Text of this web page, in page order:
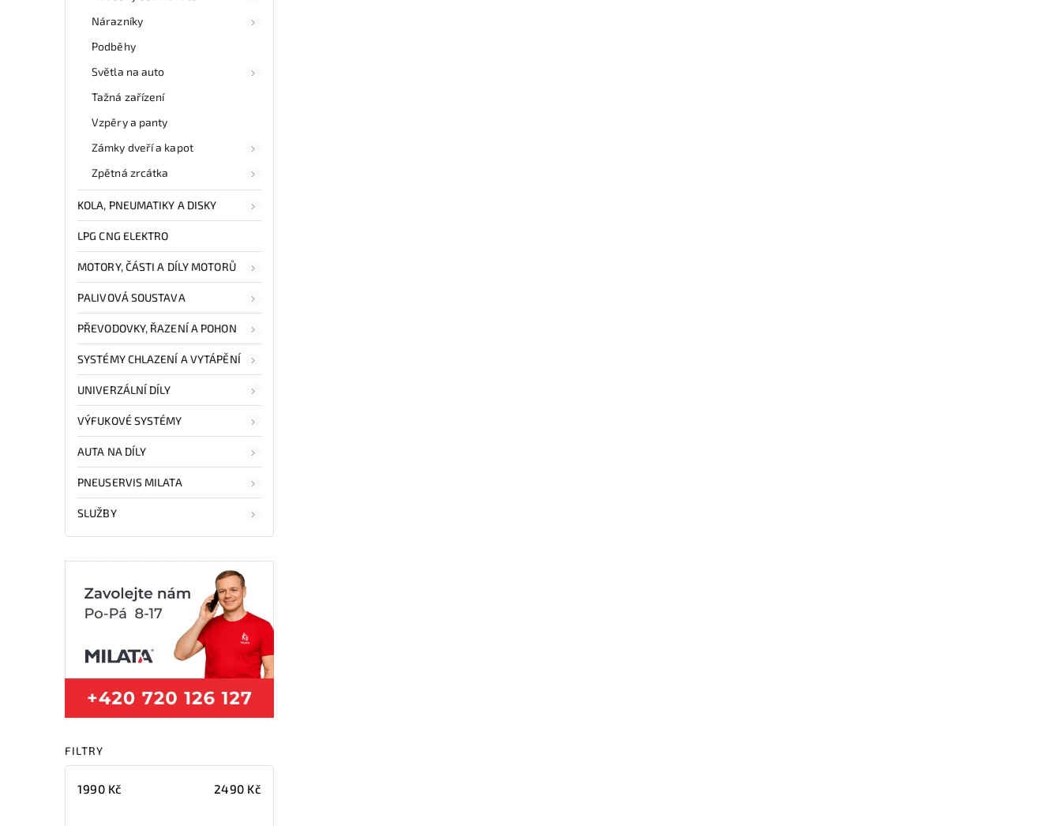
Nárazníky
Podběhy
Světla na auto
Tažná zařízení
Vzpěry a panty
Zámky dveří a kapot
Zpětná zrcátka
KOLA, PNEUMATIKY A DISKY
LPG CNG ELEKTRO
MOTORY, ČÁSTI A DÍLY MOTORŮ
PALIVOVÁ SOUSTAVA
PŘEVODOVKY, ŘAZENÍ A POHON
SYSTÉMY CHLAZENÍ A VYTÁPĚNÍ
UNIVERZÁLNÍ DÍLY
VÝFUKOVÉ SYSTÉMY
AUTA NA DÍLY
PNEUSERVIS MILATA
SLUŽBY
FILTRY
1990 Kč 2490 Kč